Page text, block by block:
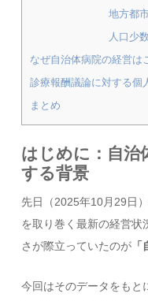
地方都
人口少
なぜ自治体病院の経営は
診療報酬議論に対する個
まとめ
はじめに：自治
する背景
先日（2025年10月29日
を取り巻く最新の経営状
さが際立っていたのが
今回はそのデータをもと